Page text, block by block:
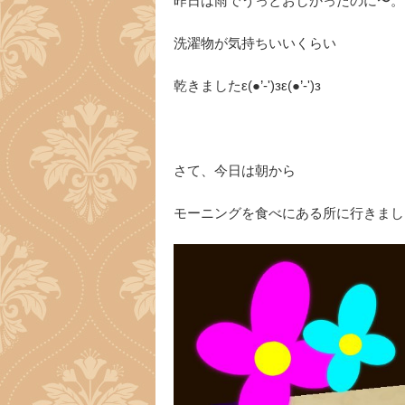
洗濯物が気持ちいいくらい
乾きましたε(●’-')зε(●’-')з
さて、今日は朝から
モーニングを食べにある所に行きま